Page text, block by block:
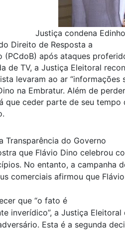
Justiça condena
Direito de Resposta a
(PCdoB) após ataques
de TV, a Justiça Eleitoral
levaram ao ar
na Embratur. Além de
que ceder parte de seu
Transparência do Governo
que Flávio Dino celebrou
No entanto, a campanha
comerciais afirmou que
que “o fato é
inverídico”, a Justiça
Esta é a segunda